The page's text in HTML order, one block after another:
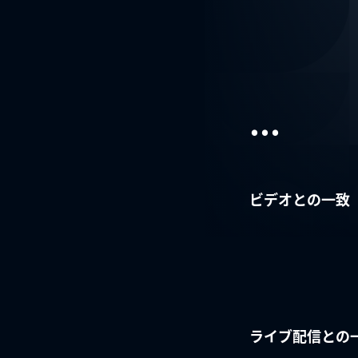
...
ビデオとの一致
ライブ配信との